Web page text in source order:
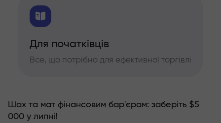
Для початківців
Все, що потрібно для ефективної торгівлі
Шах та мат фінансовим бар'єрам: заберіть $5
000 у липні!